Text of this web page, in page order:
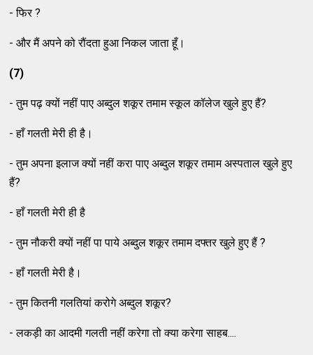
- फिर ?
- और मैं अपने को रौंदता हुआ निकल जाता हूँ।
(7)
- तुम पढ़ क्यों नहीं पाए अब्दुल शकूर तमाम स्कूल कॉलेज खुले हुए हैं?
- हाँ गलती मेरी ही है।
- तुम अपना इलाज क्यों नहीं करा पाए अब्दुल शकूर तमाम अस्पताल खुले हुए
हैं?
- हाँ गलती मेरी ही है
- तुम नौकरी क्यों नहीं पा पाये अब्दुल शकूर तमाम दफ्तर खुले हुए हैं ?
- हाँ गलती मेरी है।
- तुम कितनी गलतियां करोगे अब्दुल शकूर?
- लकड़ी का आदमी गलती नहीं करेगा तो क्या करेगा साहब....